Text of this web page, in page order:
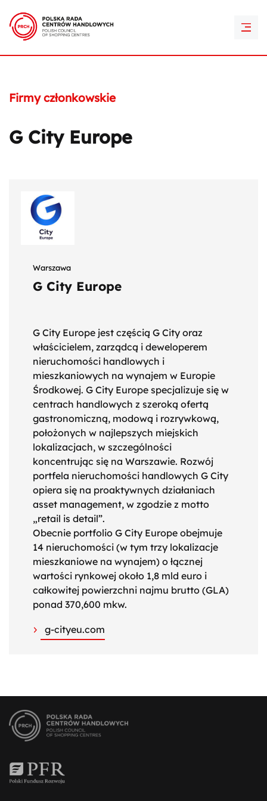
Firmy członkowskie
G City Europe
Warszawa
G City Europe
G City Europe jest częścią G City oraz
właścicielem, zarządcą i deweloperem
nieruchomości handlowych i
mieszkaniowych na wynajem w Europie
Środkowej. G City Europe specjalizuje się w
centrach handlowych z szeroką ofertą
gastronomiczną, modową i rozrywkową,
położonych w najlepszych miejskich
lokalizacjach, w szczególności
koncentrując się na Warszawie. Rozwój
portfela nieruchomości handlowych G City
opiera się na proaktywnych działaniach
asset management, w zgodzie z motto
„retail is detail”.
Obecnie portfolio G City Europe obejmuje
14 nieruchomości (w tym trzy lokalizacje
mieszkaniowe na wynajem) o łącznej
wartości rynkowej około 1,8 mld euro i
całkowitej powierzchni najmu brutto (GLA)
ponad 370,600 mkw.
g-cityeu.com